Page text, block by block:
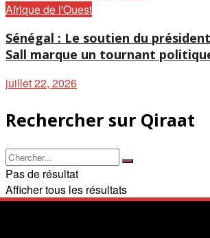
Afrique de l'Ouest
Sénégal : Le soutien du
Sall marque un tournant
juillet 22, 2026
Rechercher sur Qiraat
Pas de résultat
Afficher tous les résultats